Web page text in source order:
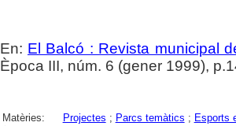
En: El Balcó : Revista municipal
Època III, núm. 6 (gener 1999),
Matèries: Projectes ; Parcs temàtics ; Esports